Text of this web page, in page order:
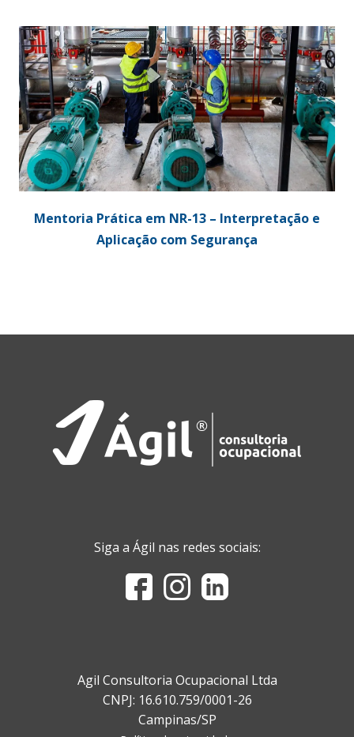
Mentoria Prática em NR-13 – Interpretação e
Aplicação com Segurança
Siga a Ágil nas redes sociais:
Agil Consultoria Ocupacional Ltda
CNPJ: 16.610.759/0001-26
Campinas/SP